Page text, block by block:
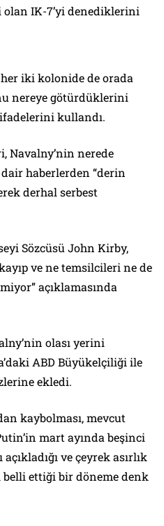
olan IK-7’yi denediklerini
her iki kolonide de orada
nereye götürdüklerini
kullandı.
Navalny’nin nerede
haberlerden “derin
derhal serbest
Sözcüsü John Kirby,
ve ne temsilcileri ne de
açıklamasında
olası yerini
ABD Büyükelçiliği ile
ekledi.
kaybolması, mevcut
mart ayında beşinci
ve çeyrek asırlık
ettiği bir döneme denk